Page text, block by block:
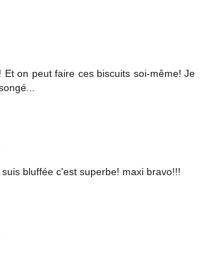
Et on peut faire ces biscuits soi-même! Je
bluffée c'est superbe! maxi bravo!!!